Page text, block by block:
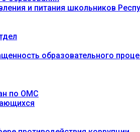
и питания школьников
образовательного
по ОМС